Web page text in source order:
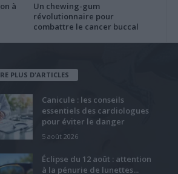
à
Un chewing-gum
révolutionnaire pour
combattre le cancer buccal
PLUS D'ARTICLES
Canicule : les conseils
essentiels des cardiologues
pour éviter le danger
5 août 2026
Éclipse du 12 août : attention
à la pénurie de lunettes...